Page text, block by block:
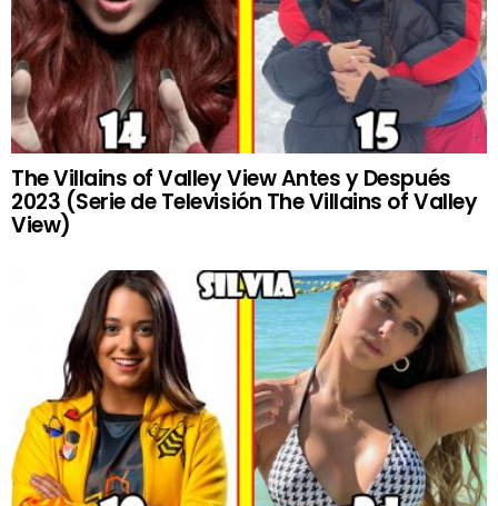
The Villains of Valley View Antes y Después
2023 (Serie de Televisión The Villains of Valley
View)